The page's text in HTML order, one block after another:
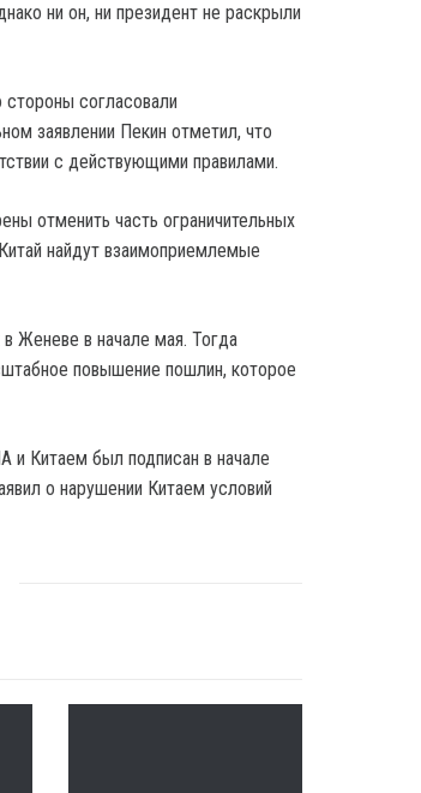
ни он, ни президент не раскрыли
согласовали
заявлении Пекин отметил, что
с действующими правилами.
отменить часть ограничительных
найдут взаимоприемлемые
Женеве в начале мая. Тогда
повышение пошлин, которое
Китаем был подписан в начале
о нарушении Китаем условий